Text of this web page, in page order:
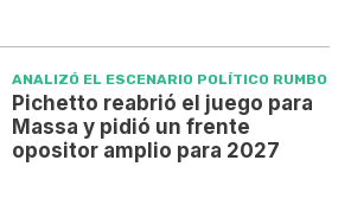
ANALIZÓ EL ESCENARIO POLÍTICO RUMBO
Pichetto reabrió el juego para
Massa y pidió un frente
opositor amplio para 2027